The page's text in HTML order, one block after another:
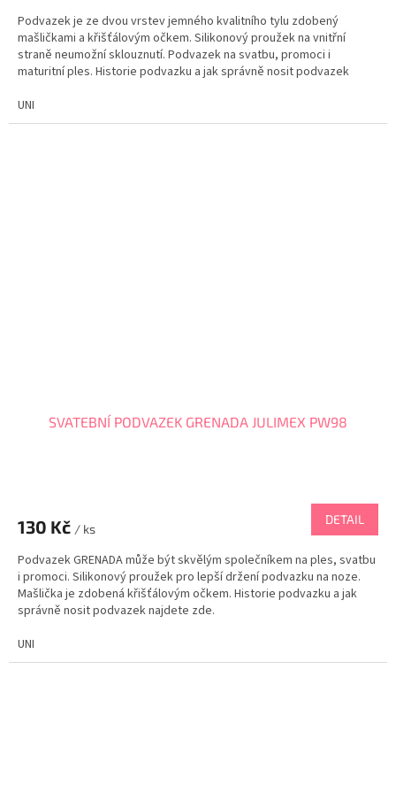
Podvazek je ze dvou vrstev jemného kvalitního tylu zdobený
mašličkami a křišťálovým očkem. Silikonový proužek na vnitřní
straně neumožní sklouznutí. Podvazek na svatbu, promoci i
maturitní ples. Historie podvazku a jak správně nosit podvazek
UNI
SVATEBNÍ PODVAZEK GRENADA JULIMEX PW98
130 Kč / ks
DETAIL
Podvazek GRENADA může být skvělým společníkem na ples, svatbu
i promoci. Silikonový proužek pro lepší držení podvazku na noze.
Mašlička je zdobená křišťálovým očkem. Historie podvazku a jak
správně nosit podvazek najdete zde.
UNI